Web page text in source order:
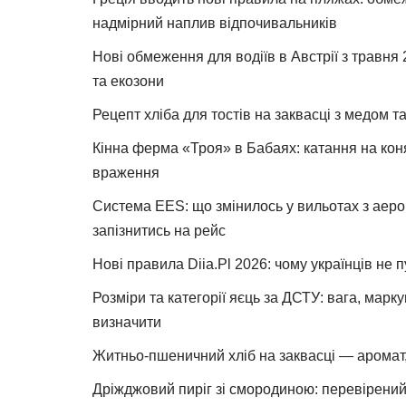
надмірний наплив відпочивальників
Нові обмеження для водіїв в Австрії з
та екозони
Рецепт хліба для тостів на заквасці з медом
Кінна ферма «Троя» в Бабаях: катання на
враження
Система EES: що змінилось у вильотах з
запізнитись на рейс
Нові правила Diia.Pl 2026: чому українців не
Розміри та категорії яєць за ДСТУ: вага,
визначити
Житньо-пшеничний хліб на заквасці —
Дріжджовий пиріг зі смородиною: перевірений